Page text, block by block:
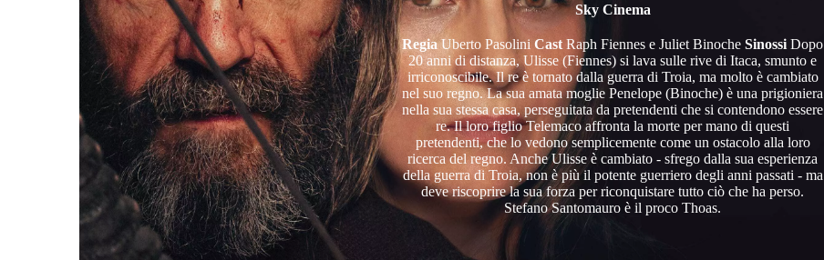
Sky Cinema
RegiaUberto Pasolini Cast Raph Fiennes e Juliet Binoche Sinossi Dopo
20 anni di distanza, Ulisse (Fiennes) si lava sulle rive di Itaca, smunto e
irriconoscibile. Il re è tornato dalla guerra di Troia, ma molto è cambiato
nel suo regno. La sua amata moglie Penelope (Binoche) è una prigioniera
nella sua stessa casa, perseguitata da pretendenti che si contendono essere
re. Il loro figlio Telemaco affronta la morte per mano di questi
pretendenti, che lo vedono semplicemente come un ostacolo alla loro
ricerca del regno. Anche Ulisse è cambiato - sfrego dalla sua esperienza
della guerra di Troia, non è più il potente guerriero degli anni passati - ma
deve riscoprire la sua forza per riconquistare tutto ciò che ha perso.
Stefano Santomauro è il proco Thoas.